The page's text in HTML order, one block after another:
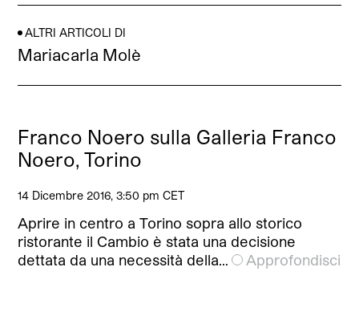
ALTRI ARTICOLI DI
Mariacarla Molè
Franco Noero sulla Galleria Franco
Noero, Torino
14 Dicembre 2016, 3:50 pm CET
Aprire in centro a Torino sopra allo storico
ristorante il Cambio è stata una decisione
dettata da una necessità della…
Approfondisci